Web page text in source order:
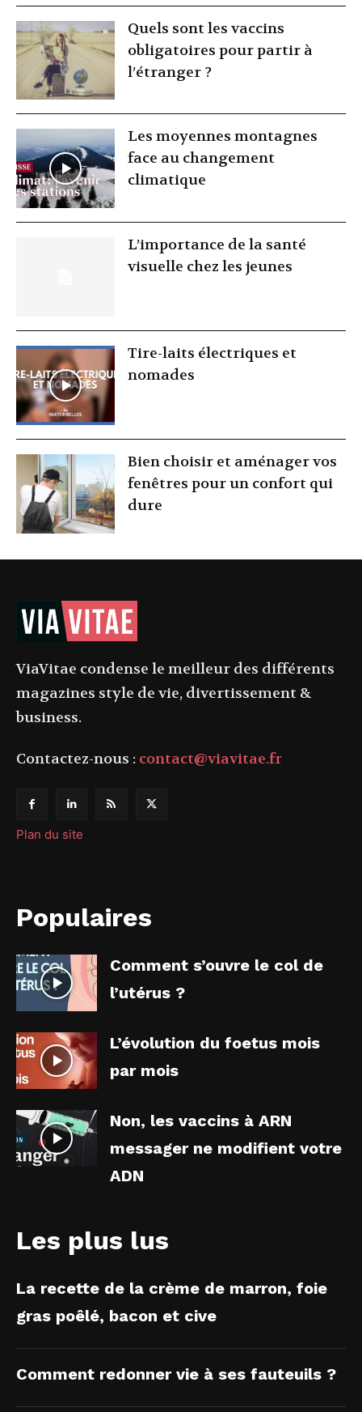
Quels sont les vaccins
obligatoires pour partir à
l’étranger ?
Les moyennes montagnes
face au changement
climatique
L’importance de la santé
visuelle chez les jeunes
Tire-laits électriques et
nomades
Bien choisir et aménager vos
fenêtres pour un confort qui
dure
ViaVitae condense le meilleur des différents
magazines style de vie, divertissement &
business.
Contactez-nous : contact@viavitae.fr
Plan du site
Populaires
Comment s’ouvre le col de
l’utérus ?
L’évolution du foetus mois
par mois
Non, les vaccins à ARN
messager ne modifient votre
ADN
Les plus lus
La recette de la crème de marron, foie
gras poêlé, bacon et cive
Comment redonner vie à ses fauteuils ?